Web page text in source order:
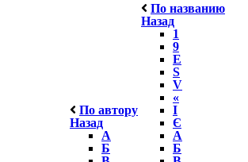
По автору
Назад
А
Б
По названию
Назад
1
9
E
S
V
«
І
Є
А
Б